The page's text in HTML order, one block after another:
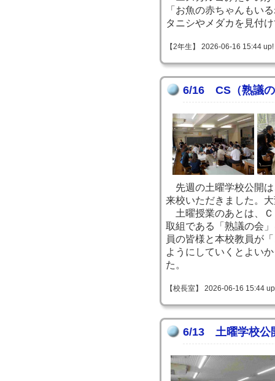
「お魚の赤ちゃんもい
タニシやメダカを見付
【2年生】 2026-06-16 15:44 up!
6/16 CS（熟議
先週の土曜学校公開は
来校いただきました。
土曜授業のあとは、Ｃ
取組である「熟議の会
員の皆様と本校教員が
ようにしていくとよい
た。
【校長室】 2026-06-16 15:44
6/13 土曜学校公